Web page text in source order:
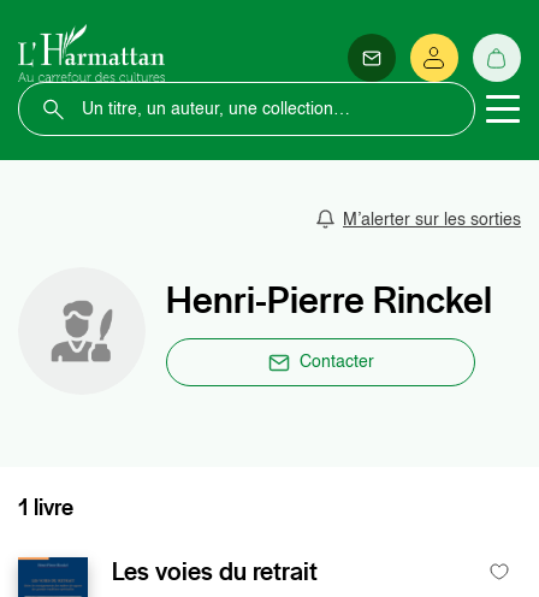
M’alerter sur les sorties
Henri-Pierre Rinckel
Contacter
1 livre
Les voies du retrait